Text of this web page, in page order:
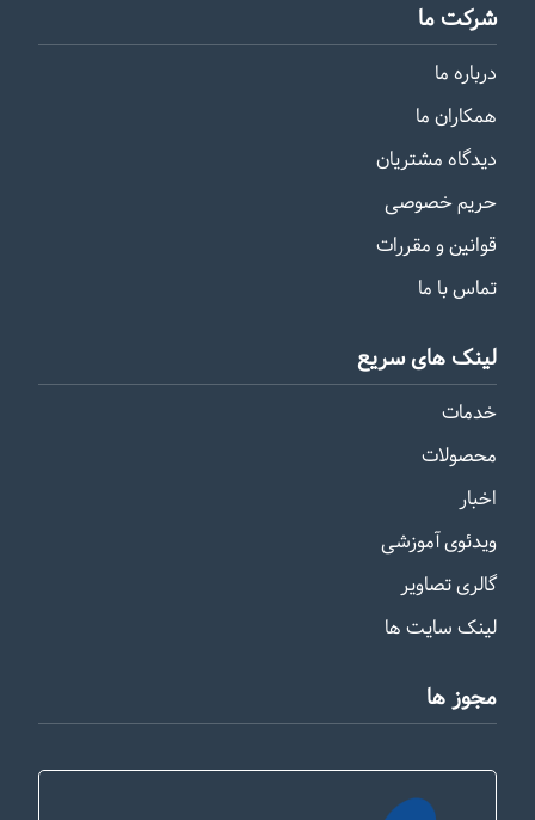
شرکت ما
درباره ما
همکاران ما
دیدگاه مشتریان
حریم خصوصی
قوانین و مقررات
تماس با ما
لینک های سریع
خدمات
محصولات
اخبار
ویدئوی آموزشی
گالری تصاویر
لینک سایت ها
مجوز ها